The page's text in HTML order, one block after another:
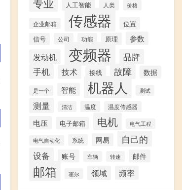
人工智能 人类 价格
企业邮箱 传感器 位置
信号 公司 功能 原理 参数
发动机 变频器 品牌
手机 技术 接线 故障 数据
是一个 智能 机器人 测试
测量 清洁 温度 温度传感器
电压 电子邮箱 电机 电气工程
电气自动化 系统 网易 自己的
设备 账号 车辆 转速 邮件
邮箱 霍尔 领域 频率